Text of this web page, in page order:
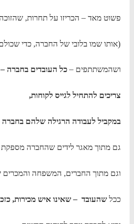
פשוט מאד – הכריזו על תחרות,
(אותו שמו בלובי של החברה, כדי
ושהמשתתפים –כל העובדים בחברה –
צריכים להתחיל לגייס לקוחות,
במקביל לעבודה הרגילה שלהם בחברה
גם מתוך מאגר לידים שהחברה
וגם מתוך החברים, המשפחה
ככלשהעובד – שאינו איש מכירות,